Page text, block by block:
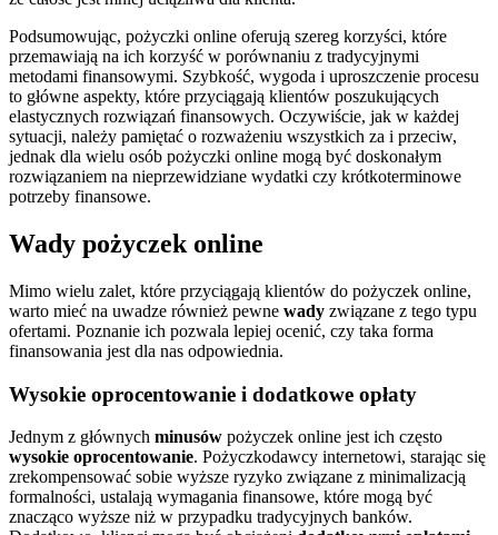
Podsumowując, pożyczki online oferują szereg korzyści, które
przemawiają na ich korzyść w porównaniu z tradycyjnymi
metodami finansowymi. Szybkość, wygoda i uproszczenie procesu
to główne aspekty, które przyciągają klientów poszukujących
elastycznych rozwiązań finansowych. Oczywiście, jak w każdej
sytuacji, należy pamiętać o rozważeniu wszystkich za i przeciw,
jednak dla wielu osób pożyczki online mogą być doskonałym
rozwiązaniem na nieprzewidziane wydatki czy krótkoterminowe
potrzeby finansowe.
Wady pożyczek online
Mimo wielu zalet, które przyciągają klientów do pożyczek online,
warto mieć na uwadze również pewne wady związane z tego typu
ofertami. Poznanie ich pozwala lepiej ocenić, czy taka forma
finansowania jest dla nas odpowiednia.
Wysokie oprocentowanie i dodatkowe opłaty
Jednym z głównych minusów pożyczek online jest ich często
wysokie oprocentowanie. Pożyczkodawcy internetowi, starając się
zrekompensować sobie wyższe ryzyko związane z minimalizacją
formalności, ustalają wymagania finansowe, które mogą być
znacząco wyższe niż w przypadku tradycyjnych banków.